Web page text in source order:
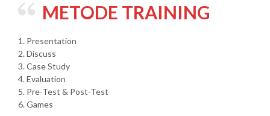
METODE TRAINING
1. Presentation
2. Discuss
3. Case Study
4. Evaluation
5. Pre-Test & Post-Test
6. Games